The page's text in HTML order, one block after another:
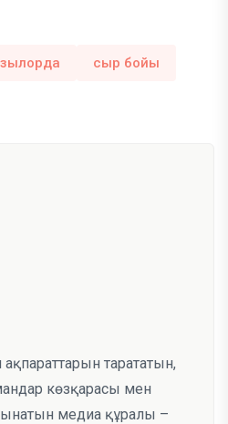
сыр бойы
ақпараттарын тарататын,
көзқарасы мен
медиа құралы –